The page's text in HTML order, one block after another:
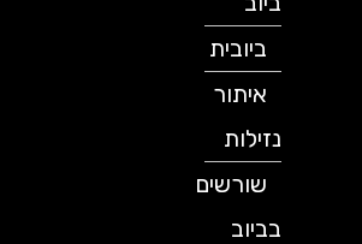
ביובית
איתור
נזילות
שורשים
בביוב